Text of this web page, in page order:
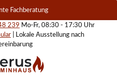
Fachberatung
239 Mo-Fr, 08:30 - 17:30 Uhr
| Lokale Ausstellung nach